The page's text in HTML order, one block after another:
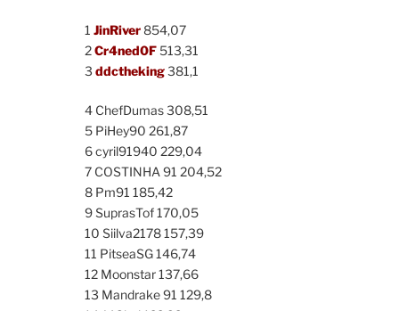
1 JinRiver 854,07
2Cr4ned0F 513,31
3 ddctheking381,1
4 ChefDumas 308,51
5 PiHey90 261,87
6 cyril91940 229,04
7 COSTINHA 91 204,52
8 Pm91 185,42
9 SuprasTof 170,05
10 Siilva2178 157,39
11 PitseaSG 146,74
12 Moonstar 137,66
13 Mandrake 91 129,8